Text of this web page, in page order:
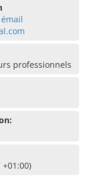
professionnels
+01:00)